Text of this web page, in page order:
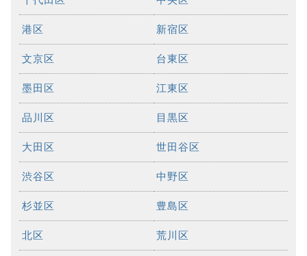
港区 新宿区
文京区 台東区
墨田区 江東区
品川区 目黒区
大田区 世田谷区
渋谷区 中野区
杉並区 豊島区
北区 荒川区